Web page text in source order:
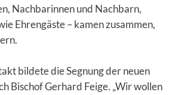
Nachbarinnen und Nachbarn,
Ehrengäste – kamen zusammen,
bildete die Segnung der neuen
Bischof Gerhard Feige. „Wir wollen